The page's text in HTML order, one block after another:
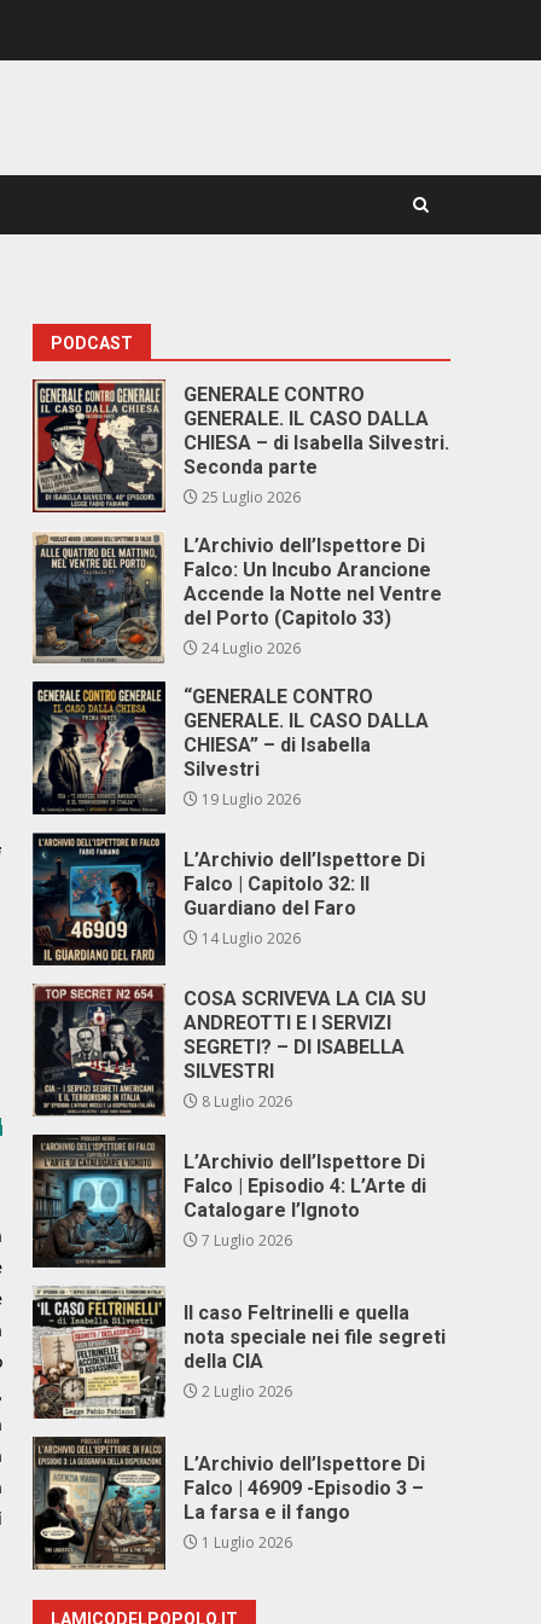
PODCAST
GENERALE CONTRO
GENERALE. IL CASO DALLA
CHIESA – di Isabella Silvestri.
Seconda parte
25 Luglio 2026
L’Archivio dell’Ispettore Di
Falco: Un Incubo Arancione
Accende la Notte nel Ventre
del Porto (Capitolo 33)
24 Luglio 2026
“GENERALE CONTRO
GENERALE. IL CASO DALLA
CHIESA” – di Isabella
Silvestri
19 Luglio 2026
L’Archivio dell’Ispettore Di
Falco | Capitolo 32: Il
Guardiano del Faro
14 Luglio 2026
COSA SCRIVEVA LA CIA SU
ANDREOTTI E I SERVIZI
SEGRETI? – DI ISABELLA
SILVESTRI
8 Luglio 2026
L’Archivio dell’Ispettore Di
Falco | Episodio 4: L’Arte di
Catalogare l’Ignoto
7 Luglio 2026
Il caso Feltrinelli e quella
nota speciale nei file segreti
della CIA
2 Luglio 2026
L’Archivio dell’Ispettore Di
Falco | 46909 -Episodio 3 –
La farsa e il fango
1 Luglio 2026
LAMICODELPOPOLO.IT